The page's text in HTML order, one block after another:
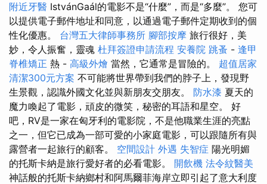
附近牙醫 IstvánGaál的電影不是“什麼”，而是“多麼”。 您可
以提供電子郵件地址和同意，以通過電子郵件定期收到的個
性化優惠。 台灣五大律師事務所 腳部按摩 旅行很好，美
妙，令人振奮，靈魂 杜拜簽證申請流程 安養院 跳蚤 - 逢甲
脊椎矯正 熱 - 高級外燴 當然，它通常是冒險的。 超值居家
清潔300元方案 不可能將世界帶到我們的脖子上，發現野
生景觀，認識外國文化並與新朋友交朋友。 防水漆 夏天的
魔力喚起了電影，頑皮的微笑，秘密的耳語和星空。 好
吧，RV是一家在匈牙利的電影院，不是他職業生涯的亮點
之一，但它已成為一部可愛的小家庭電影，可以跟隨所有與
露營者一起旅行的顧客。 空間設計 外遇 失智症 陽光明媚
的托斯卡納是旅行愛好者的必看電影。 開飲機 法令紋醫美
神話般的托斯卡納鄉村和阿馬爾菲海岸立即引起了意大利度